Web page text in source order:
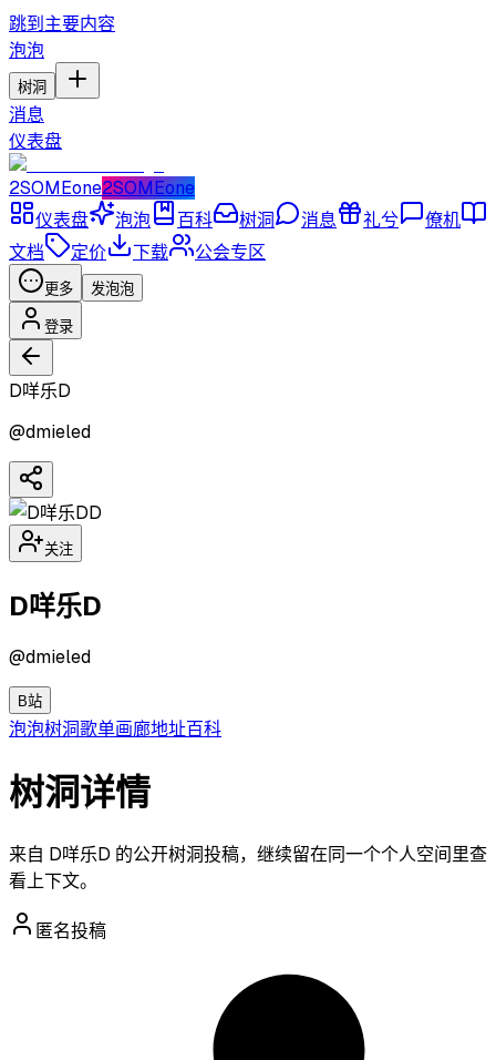
跳到主要内容
泡泡
树洞
消息
仪表盘
2SOMEone2SOMEone
仪表盘
泡泡 百科 树洞 消息 礼兮
僚机
文档
定价 下载 公会专区
更多 发泡泡
登录
D咩乐D
@dmieled
D
关注
D咩乐D
@dmieled
B站
泡泡树洞歌单画廊地址百科
树洞详情
来自 D咩乐D 的公开树洞投稿，继续留在同一个个人空间里查
看上下文。
匿名投稿